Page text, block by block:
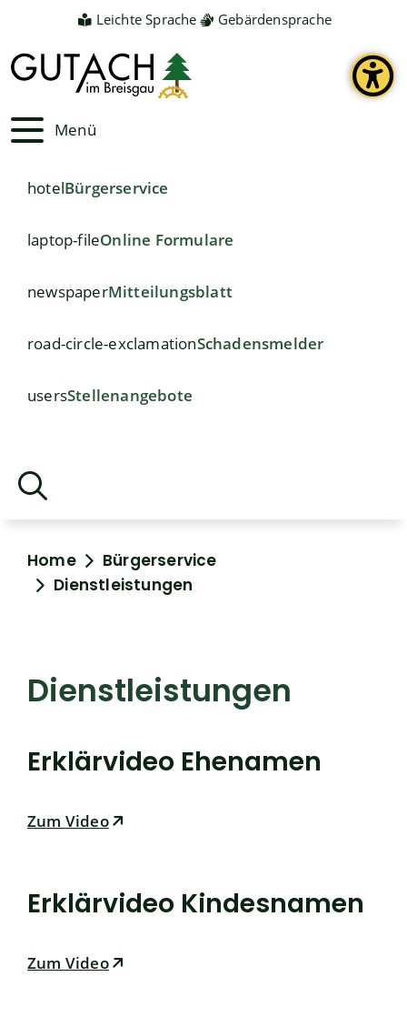
Leichte Sprache Gebärdensprache
Menü
hotelBürgerservice
laptop-fileOnline Formulare
newspaperMitteilungsblatt
road-circle-exclamationSchadensmelder
usersStellenangebote
Home
Bürgerservice
Dienstleistungen
Dienstleistungen
Erklärvideo Ehenamen
Zum Video
Erklärvideo Kindesnamen
Zum Video